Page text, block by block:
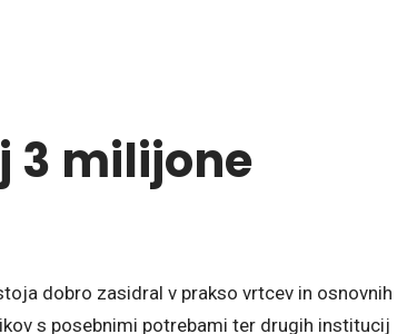
3 milijone
dobro zasidral v prakso vrtcev in osnovnih
s posebnimi potrebami ter drugih institucij